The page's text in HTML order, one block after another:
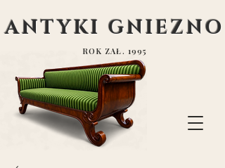
ANTYKI GNIEZNO
ROK ZAŁ. 1995